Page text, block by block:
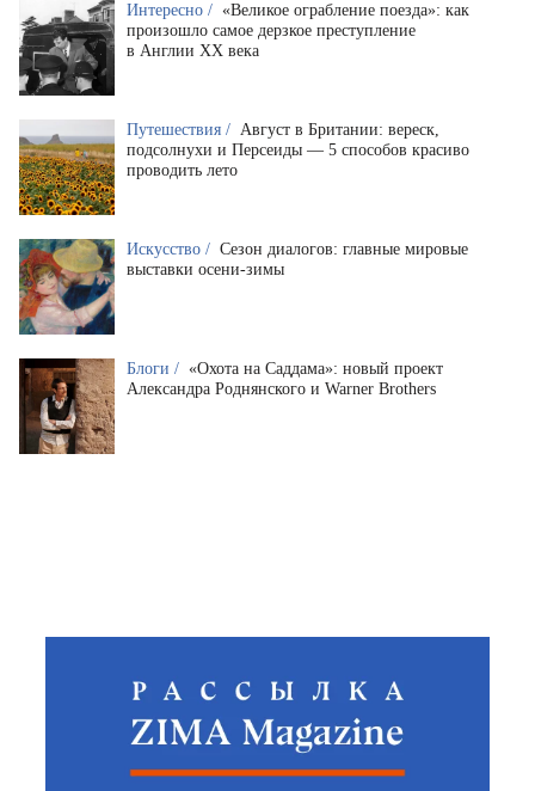
Интересно / «Великое ограбление поезда»: как
произошло самое дерзкое преступление
в Англии XX века
Путешествия / Август в Британии: вереск,
подсолнухи и Персеиды — 5 способов красиво
проводить лето
Искусство / Сезон диалогов: главные мировые
выставки осени-зимы
Блоги / «Охота на Саддама»: новый проект
Александра Роднянского и Warner Brothers